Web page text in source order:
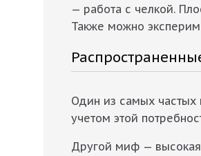
— работа с челкой.
Также можно
Один из самых частых
учетом этой
Другой миф — высокая